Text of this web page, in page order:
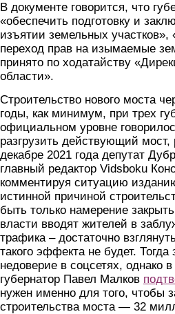
В документе говорится, что
«обеспечить подготовку и
изъятии земельных
переход прав на изымаемые
принято по ходатайству
области».
Строительство нового моста
годы, как минимум, при трех
официальном уровне
разгрузить действующий
декабре 2021 года депутат
главный редактор Vidsboku
комментируя ситуацию
истинной причиной
быть только намерение
власти вводят жителей в
трафика – достаточно
такого эффекта не будет.
недоверие в соцсетях, однако в
губернатор Павел Малков
нужен именно для того, чтобы
строительства моста — 32